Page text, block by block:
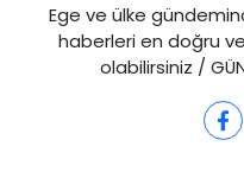
Ege ve ülke
haberleri en doğru
olabilirsiniz /